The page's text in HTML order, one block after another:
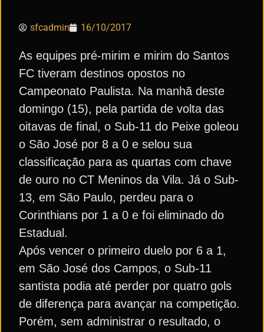
sfcadmin 16/10/2017
As equipes pré-mirim e mirim do Santos
FC tiveram destinos opostos no
Campeonato Paulista. Na manhã deste
domingo (15), pela partida de volta das
oitavas de final, o Sub-11 do Peixe goleou
o São José por 8 a 0 e selou sua
classificação para as quartas com chave
de ouro no CT Meninos da Vila. Já o Sub-
13, em São Paulo, perdeu para o
Corinthians por 1 a 0 e foi eliminado do
Estadual.
Após vencer o primeiro duelo por 6 a 1,
em São José dos Campos, o Sub-11
santista podia até perder por quatro gols
de diferença para avançar na competição.
Porém, sem administrar o resultado, o